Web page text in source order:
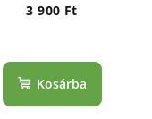
3 900 Ft
Kosárba